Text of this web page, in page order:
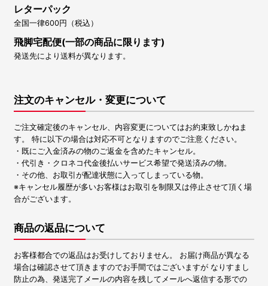
レターパック
全国一律600円（税込）
飛脚宅配便(一部の商品に限ります)
発送先により送料が異なります。
注文のキャンセル・変更について
ご注文確定後のキャンセル、内容変更についてはお約束致しかねま
す。 特に以下の場合は対応不可となりますのでご注意ください。
・既にご入金済みの物のご返金を含めたキャンセル。
・代引き・クロネコ代金後払いサービス希望で発送済みの物。
・その他、お取引が配達状態に入ってしまっている物。
※キャンセル履歴が多いお客様はお取引を制限又は停止させて頂く場
合がございます。
商品の返品について
お客様都合での返品はお受けしておりません。 お届け商品が異なる
場合は確認させて頂きますのでお手間ではございますが なりすまし
防止の為、発送完了メールの内容を残してメールへ返信する形での